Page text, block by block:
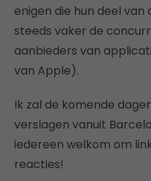
enigen die hun deel van
steeds vaker de
aanbieders van
van Apple).
Ik zal de komende
verslagen vanuit
iedereen welkom om
reacties!